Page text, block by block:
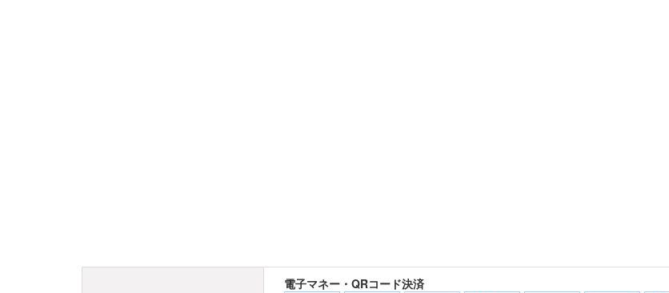
電子マネー・QRコード決済